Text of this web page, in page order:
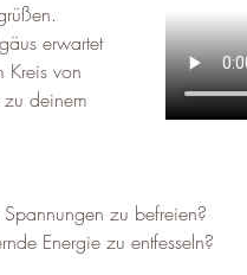
erwartet
von
deinem
zu befreien?
Energie zu entfesseln?